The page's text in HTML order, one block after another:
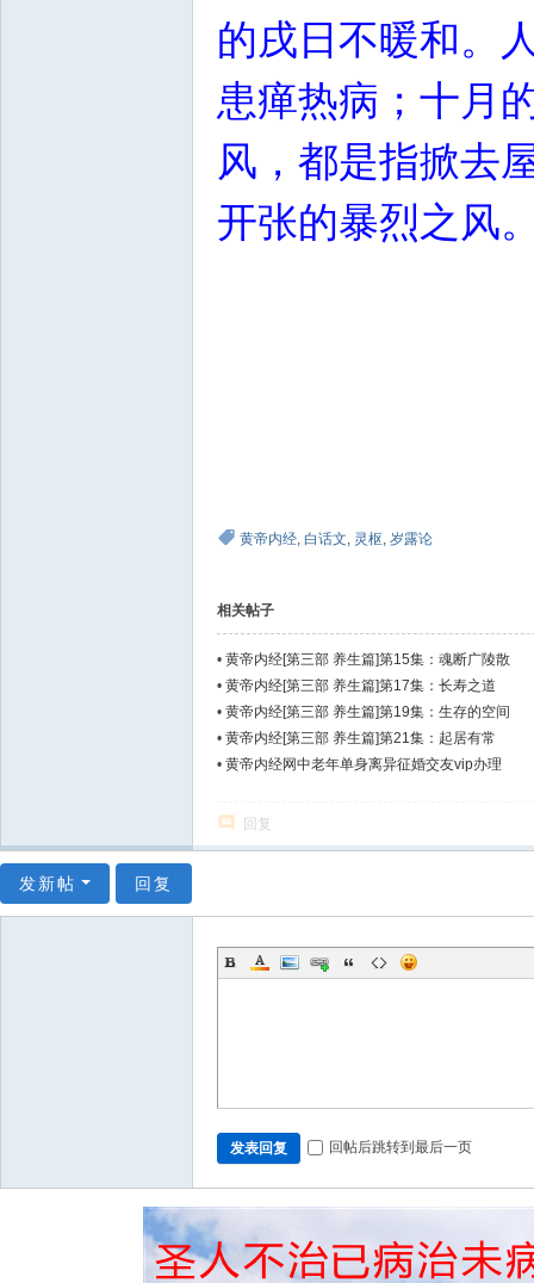
的戌日不暖和。
患瘅热病；十月
风，都是指掀去
开张的暴烈之风
黄帝内经, 白话文, 灵枢, 岁露论
相关帖子
• 黄帝内经[第三部 养生篇]第15集：魂断广陵散
• 黄帝内经[第三部 养生篇]第17集：长寿之道
• 黄帝内经[第三部 养生篇]第19集：生存的空间
• 黄帝内经[第三部 养生篇]第21集：起居有常
• 黄帝内经网中老年单身离异征婚交友vip办理
回复
发新帖 回复
发表回复 回帖后跳转到最后一页